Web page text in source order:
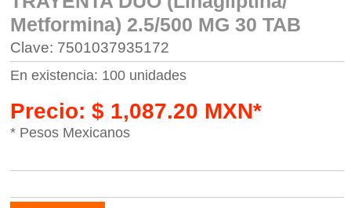
Metformina) 2.5/500 MG 30 TAB
Clave: 7501037935172
En existencia: 100 unidades
Precio: $ 1,087.20 MXN*
* Pesos Mexicanos